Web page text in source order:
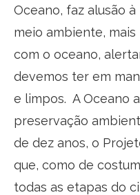
Oceano, faz alusão
meio ambiente,
com o oceano,
devemos ter em
e limpos. A Oceano
preservação
de dez anos, o
que, como de
todas as etapas do